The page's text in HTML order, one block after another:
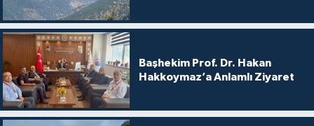
Başhekim Prof. Dr. Hakan
Hakkoymaz’a Anlamlı Ziyaret